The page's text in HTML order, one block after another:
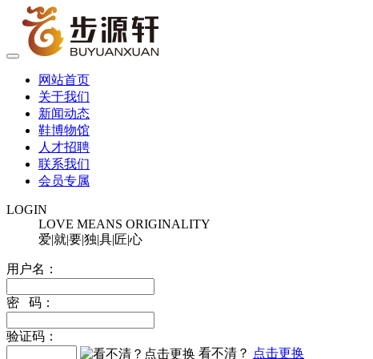
网站首页
关于我们
新闻动态
鞋博物馆
人才招聘
联系我们
会员专属
LOGIN
LOVE MEANS ORIGINALITY
爱|就|要|独|具|匠|心
用户名：
密 码：
验证码：
看不清？ 点击更换